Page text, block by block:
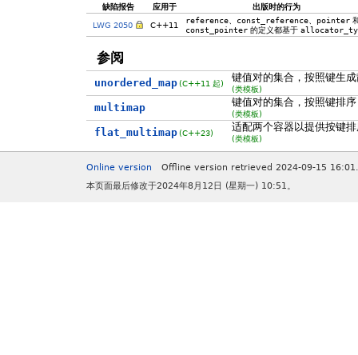
缺陷报告 应用于
出版时的行为
LWG 2050
C++11 reference、 const_reference、 pointer
const_pointer的定义都基于
参阅
unordered_map (C++11 起) 键值对的集合，按照键生
(类模板)
multimap 键值对的集合，按照键排序
(类模板)
flat_multimap (C++23) 适配两个容器以提供按键
(类模板)
Online version
Offline version retrieved 2024-09-15 16:01.
本页面最后修改于2024年8月12日 (星期一) 10:51。